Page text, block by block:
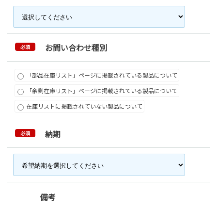
必須 お問い合わせ種別
「部品在庫リスト」ページに掲載されている製品について
「余剰在庫リスト」ページに掲載されている製品について
在庫リストに掲載されていない製品について
必須 納期
備考